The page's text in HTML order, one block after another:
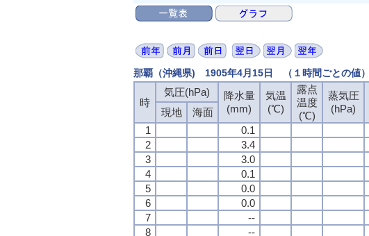
那覇（沖縄県) 1905年4月15日 （１時間ごとの値）
時
気圧(hPa)
降水量
(mm)
気温
(℃)
露点
温度
(℃)
蒸気圧
(hPa)
現地 海面
1
0.1
2
3.4
3
3.0
4
0.1
5
0.0
6
0.0
7
--
8
--